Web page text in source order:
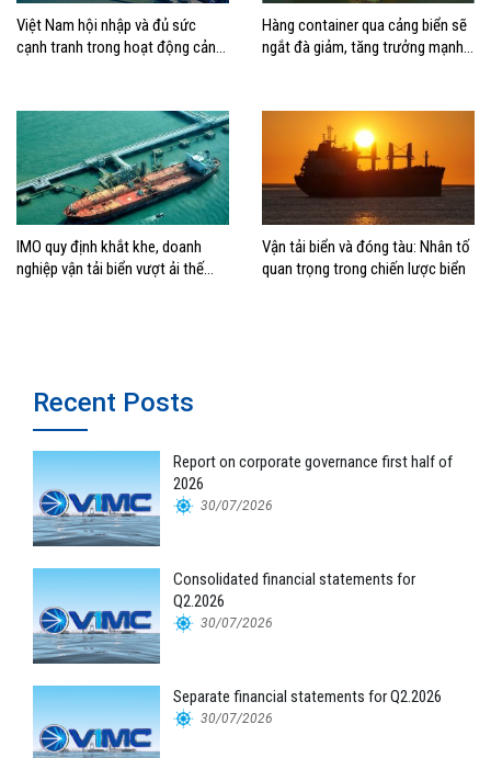
Việt Nam hội nhập và đủ sức
cạnh tranh trong hoạt động cảng
Hàng container qua cảng biển sẽ
ngắt đà giảm, tăng trưởng mạnh
IMO quy định khắt khe, doanh
nghiệp vận tải biển vượt ải thế
Vận tải biển và đóng tàu: Nhân tố
quan trọng trong chiến lược biển
Recent Posts
Report on corporate governance first half of
2026
30/07/2026
Consolidated financial statements for
Q2.2026
30/07/2026
Separate financial statements for Q2.2026
30/07/2026